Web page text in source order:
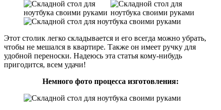
Этот столик легко складывается и его всегда можно убрать,
чтобы не мешался в квартире. Также он имеет ручку для
удобной переноски. Надеюсь эта статья кому-нибудь
пригодится, всем удачи!
Немного фото процесса изготовления: